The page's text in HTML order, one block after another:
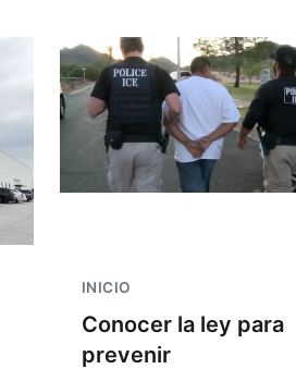
INICIO
Conocer la ley para
prevenir